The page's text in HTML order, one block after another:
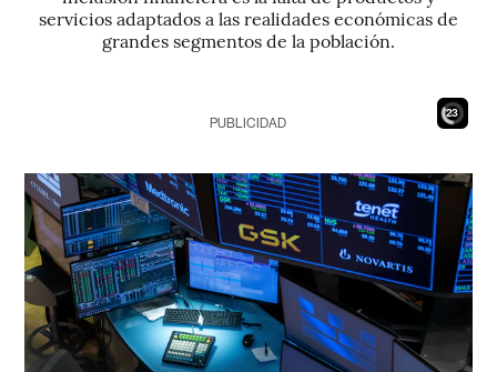
servicios adaptados a las realidades económicas de
grandes segmentos de la población.
21
PUBLICIDAD